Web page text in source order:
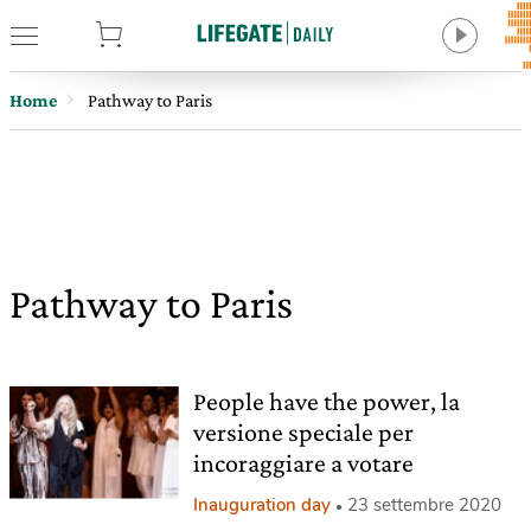
Home Pathway to Paris
Pathway to Paris
People have the power, la
versione speciale per
incoraggiare a votare
Inauguration day 23 settembre 2020